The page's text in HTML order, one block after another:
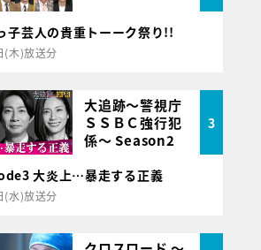
子芸人の貴重トーーク祭り!!
(木)放送分
大追跡～警視庁
ＳＳＢＣ強行犯
係～ Season2
3
大炎上…暴走する正義
(水)放送分